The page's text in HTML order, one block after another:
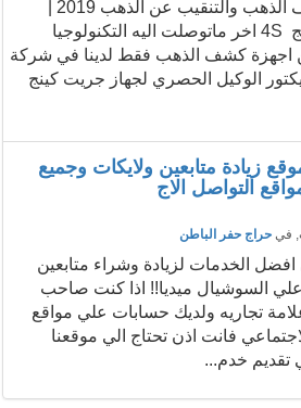
جريت كينج 4S اخر ماتوصلت اليه التكنولوجيا
اجهزة كشف الذهب فقط لدينا في شركة
الوكيل الحصري لجهاز جريت كينج
زيادة متابعين ولايكات وجميع
التواصل الاج
, في حراج حفر الباطن
افضل الخدمات لزيادة وشراء متابعين
السوشيال ميديا!! اذا كنت صاحب
تجاريه ولديك حسابات علي مواقع
فانت اذن تحتاج الي موقعنا
تقديم خدم...